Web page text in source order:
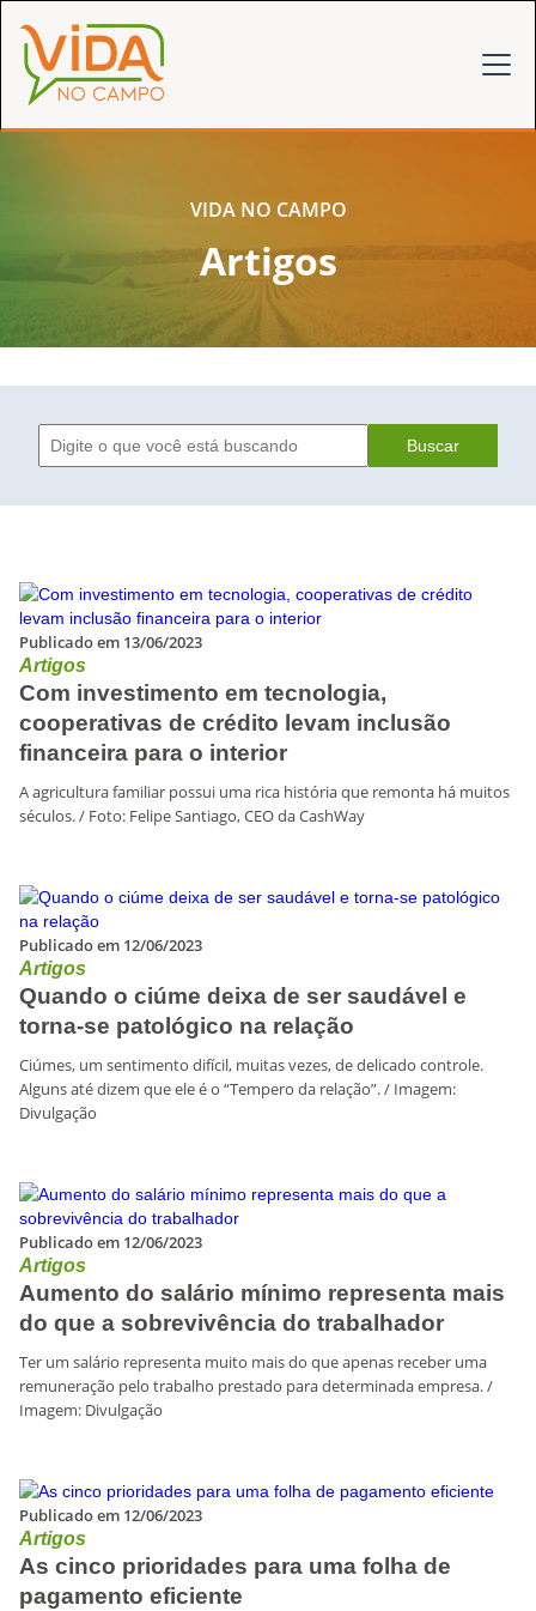
VIDA NO CAMPO
Artigos
Buscar
Publicado em 13/06/2023
Artigos
Com investimento em tecnologia,
cooperativas de crédito levam inclusão
financeira para o interior
A agricultura familiar possui uma rica história que remonta há muitos
séculos. / Foto: Felipe Santiago, CEO da CashWay
Publicado em 12/06/2023
Artigos
Quando o ciúme deixa de ser saudável e
torna-se patológico na relação
Ciúmes, um sentimento difícil, muitas vezes, de delicado controle.
Alguns até dizem que ele é o “Tempero da relação”. / Imagem:
Divulgação
Publicado em 12/06/2023
Artigos
Aumento do salário mínimo representa mais
do que a sobrevivência do trabalhador
Ter um salário representa muito mais do que apenas receber uma
remuneração pelo trabalho prestado para determinada empresa. /
Imagem: Divulgação
Publicado em 12/06/2023
Artigos
As cinco prioridades para uma folha de
pagamento eficiente